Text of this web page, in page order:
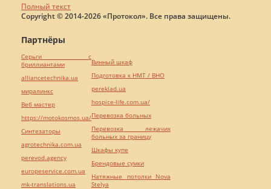
Полный текст
Copyright © 2014-2026 «Протокол». Все права защищены.
Партнёры
Серьги с
бриллиантами
alliancetechnika.ua
миралинкс
Веб мастер
https://motokosmos.ua/
Синтезаторы
agrotechnika.com.ua
perevod.agency
europeservice.com.ua
mk-translations.ua
Винный шкаф
Подготовка к НМТ / ВНО
pereklad.ua
hospice-life.com.ua/
Перевозка больных
Перевозка лежачих
больных за границу
Шкафы купе
Брендовые сумки
Натяжные потолки Nova
Stelya